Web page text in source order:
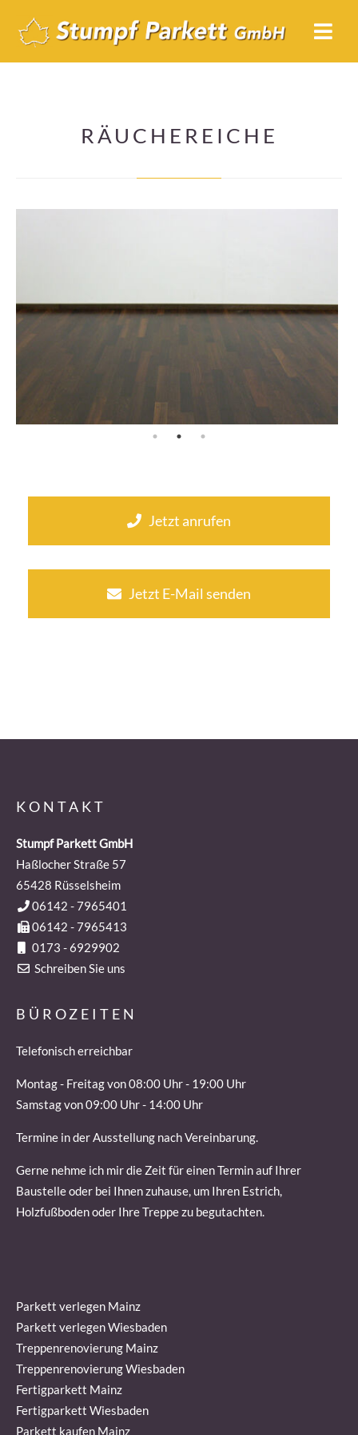
RÄUCHEREICHE
Jetzt anrufen
Jetzt E-Mail senden
KONTAKT
Stumpf Parkett GmbH
Haßlocher Straße 57
65428 Rüsselsheim
06142 - 7965401
06142 - 7965413
0173 - 6929902
Schreiben Sie uns
BÜROZEITEN
Telefonisch erreichbar
Montag - Freitag von 08:00 Uhr - 19:00 Uhr
Samstag von 09:00 Uhr - 14:00 Uhr
Termine in der Ausstellung nach Vereinbarung.
Gerne nehme ich mir die Zeit für einen Termin auf Ihrer
Baustelle oder bei Ihnen zuhause, um Ihren Estrich,
Holzfußboden oder Ihre Treppe zu begutachten.
Parkett verlegen Mainz
Parkett verlegen Wiesbaden
Treppenrenovierung Mainz
Treppenrenovierung Wiesbaden
Fertigparkett Mainz
Fertigparkett Wiesbaden
Parkett kaufen Mainz